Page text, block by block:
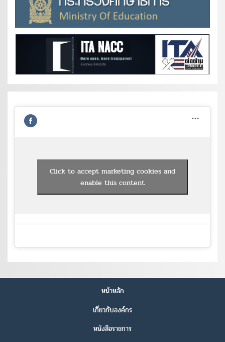
Click to accept marketing cookies and
enable this content
หน้าหลัก
เกี่ยวกับองค์กร
หนังสือราชการ